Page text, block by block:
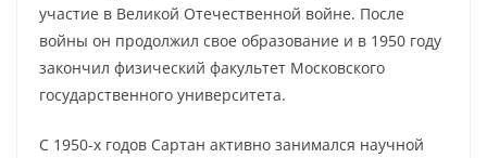
участие в Великой Отечественной войне. После
войны он продолжил свое образование и в 1950 году
закончил физический факультет Московского
государственного университета.
С 1950-х годов Сартан активно занимался научной